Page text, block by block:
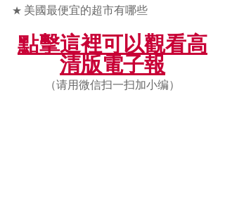
★ 美國最便宜的超市有哪些
點擊這裡可以觀看高
清版電子報
（请用微信扫一扫加小编）